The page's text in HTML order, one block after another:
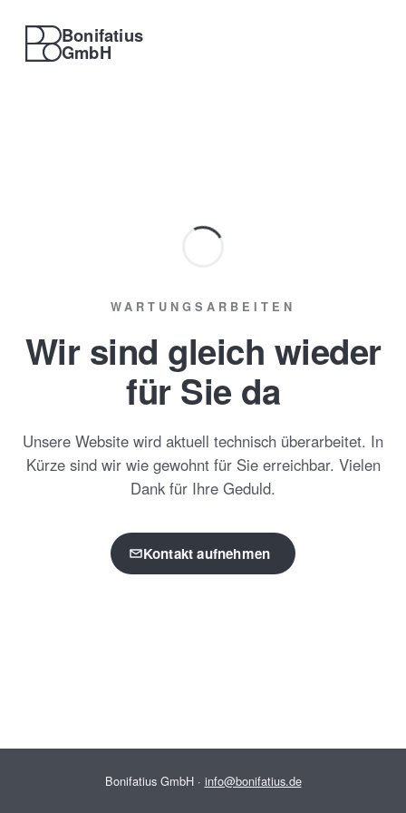
Bonifatius
GmbH
WARTUNGSARBEITEN
Wir sind gleich wieder
für Sie da
Unsere Website wird aktuell technisch überarbeitet. In
Kürze sind wir wie gewohnt für Sie erreichbar. Vielen
Dank für Ihre Geduld.
Kontakt aufnehmen
Bonifatius GmbH · info@bonifatius.de